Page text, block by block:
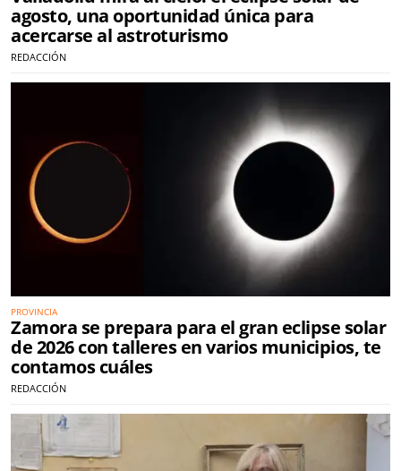
agosto, una oportunidad única para
acercarse al astroturismo
REDACCIÓN
PROVINCIA
Zamora se prepara para el gran eclipse solar
de 2026 con talleres en varios municipios, te
contamos cuáles
REDACCIÓN